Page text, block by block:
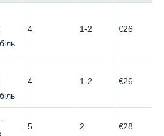
4 1-2 €26
4 1-2 €26
5 2 €28